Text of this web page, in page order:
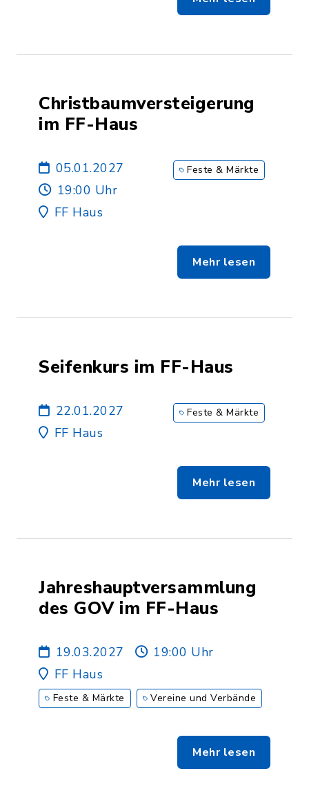
Christbaumversteigerung
im FF-Haus
05.01.2027
19:00 Uhr
FF Haus
Feste & Märkte
Mehr lesen
Seifenkurs im FF-Haus
22.01.2027
FF Haus
Feste & Märkte
Mehr lesen
Jahreshauptversammlung
des GOV im FF-Haus
19.03.2027
19:00 Uhr
FF Haus
Feste & Märkte Vereine und Verbände
Mehr lesen